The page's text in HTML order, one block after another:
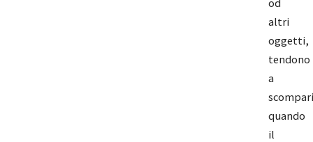
altri
oggetti,
tendono
a
quando
il